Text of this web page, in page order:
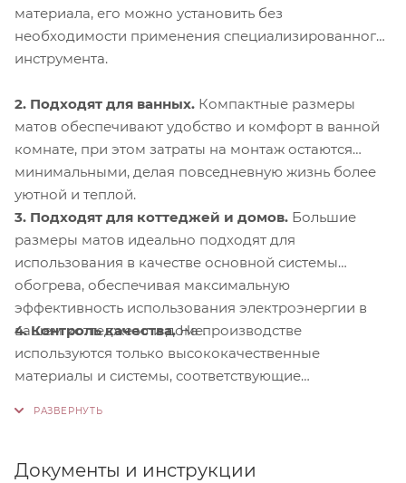
материала, его можно установить без
необходимости применения специализированного
инструмента.
2. Подходят для ванных. Компактные размеры
матов обеспечивают удобство и комфорт в ванной
комнате, при этом затраты на монтаж остаются
минимальными, делая повседневную жизнь более
уютной и теплой.
3. Подходят для коттеджей и домов. Большие
размеры матов идеально подходят для
использования в качестве основной системы
обогрева, обеспечивая максимальную
эффективность использования электроэнергии в
вашем коттедже или доме.
4. Контроль качества.На производстве
используются только высококачественные
материалы и системы, соответствующие
Документы и инструкции